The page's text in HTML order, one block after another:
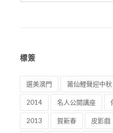
標簽
選美澳門 莆仙鯉聲迎中秋
2014 名人公開講座
2013 賀新春 皮影戲